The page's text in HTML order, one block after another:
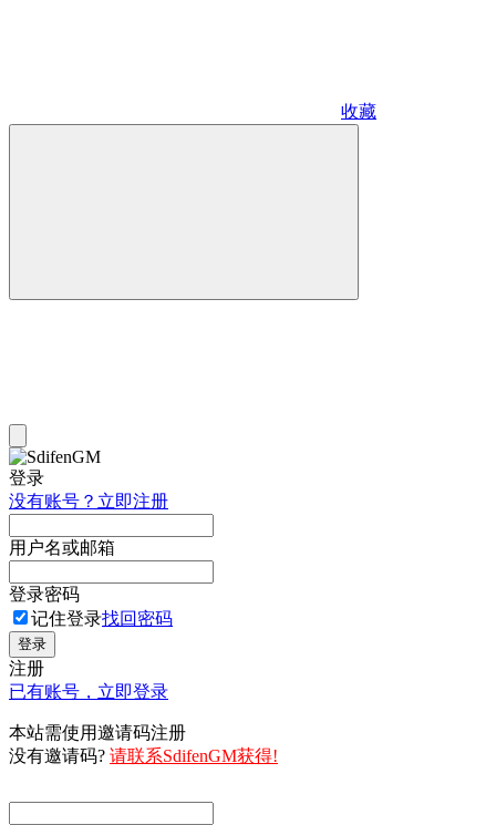
收藏
登录
没有账号？立即注册
用户名或邮箱
登录密码
记住登录找回密码
登录
注册
已有账号，立即登录
本站需使用邀请码注册
没有邀请码? 请联系SdifenGM获得!